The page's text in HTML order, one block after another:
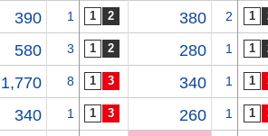
390 1 380 2
580 3 280 1
1,770 8 340 1
340 1 260 1